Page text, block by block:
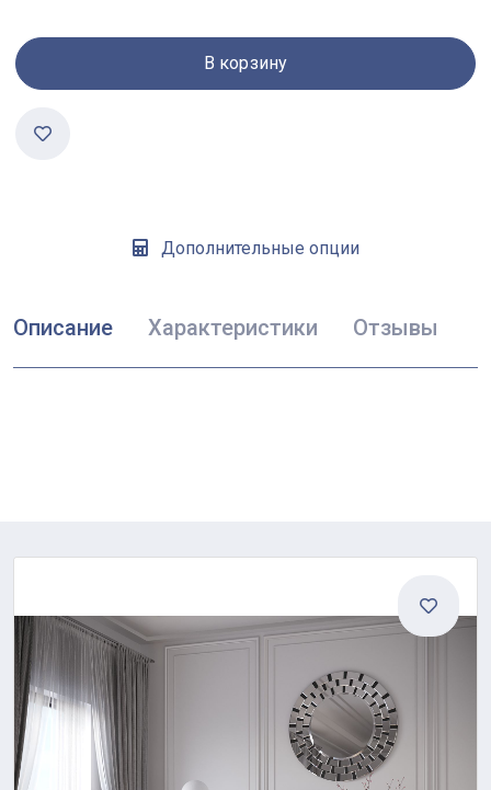
В корзину
Дополнительные опции
Описание Характеристики Отзывы